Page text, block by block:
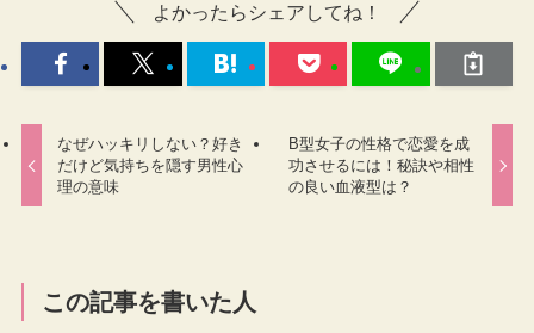
よかったらシェアしてね！
なぜハッキリしない？好き
だけど気持ちを隠す男性心
理の意味
B型女子の性格で恋愛を成
功させるには！秘訣や相性
の良い血液型は？
この記事を書いた人